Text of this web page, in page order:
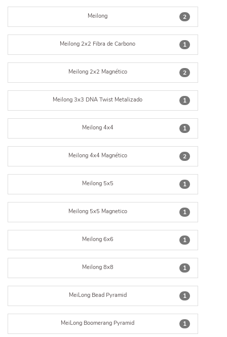
2
Meilong
1
Meilong 2x2 Fibra de Carbono
2
Meilong 2x2 Magnético
1
Meilong 3x3 DNA Twist Metalizado
1
Meilong 4x4
2
Meilong 4x4 Magnético
1
Meilong 5x5
1
Meilong 5x5 Magnetico
1
Meilong 6x6
1
Meilong 8x8
1
MeiLong Bead Pyramid
1
MeiLong Boomerang Pyramid